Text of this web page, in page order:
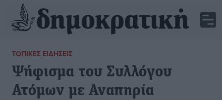
ΤΟΠΙΚΈΣ ΕΙΔΉΣΕΙΣ
Ψήφισμα του Συλλόγου
Ατόμων με Αναπηρία